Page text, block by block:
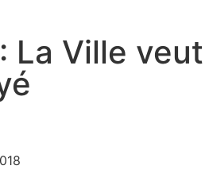
La Ville